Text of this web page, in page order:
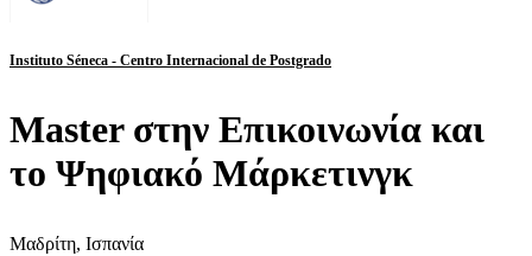
Instituto Séneca - Centro Internacional de Postgrado
Master στην Επικοινωνία και
το Ψηφιακό Μάρκετινγκ
Μαδρίτη, Ισπανία